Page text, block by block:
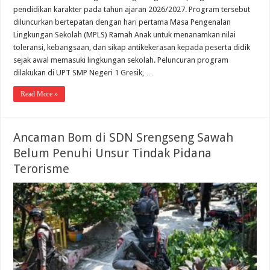
pendidikan karakter pada tahun ajaran 2026/2027. Program tersebut
diluncurkan bertepatan dengan hari pertama Masa Pengenalan
Lingkungan Sekolah (MPLS) Ramah Anak untuk menanamkan nilai
toleransi, kebangsaan, dan sikap antikekerasan kepada peserta didik
sejak awal memasuki lingkungan sekolah. Peluncuran program
dilakukan di UPT SMP Negeri 1 Gresik, …
Read More »
Ancaman Bom di SDN Srengseng Sawah
Belum Penuhi Unsur Tindak Pidana
Terorisme